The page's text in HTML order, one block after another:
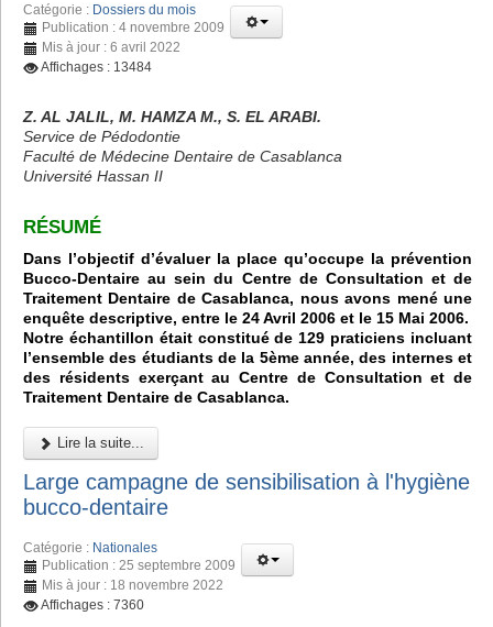
Catégorie : Dossiers du mois
Publication : 4 novembre 2009
Mis à jour : 6 avril 2022
Affichages : 13484
Z. AL JALIL, M. HAMZA M., S. EL ARABI.
Service de Pédodontie
Faculté de Médecine Dentaire de Casablanca
Université Hassan II
RÉSUMÉ
Dans l’objectif d’évaluer la place qu’occupe la prévention
Bucco-Dentaire au sein du Centre de Consultation et de
Traitement Dentaire de Casablanca, nous avons mené une
enquête descriptive, entre le 24 Avril 2006 et le 15 Mai 2006.
Notre échantillon était constitué de 129 praticiens incluant
l’ensemble des étudiants de la 5ème année, des internes et
des résidents exerçant au Centre de Consultation et de
Traitement Dentaire de Casablanca.
Lire la suite...
Large campagne de sensibilisation à l'hygiène
bucco-dentaire
Catégorie : Nationales
Publication : 25 septembre 2009
Mis à jour : 18 novembre 2022
Affichages : 7360